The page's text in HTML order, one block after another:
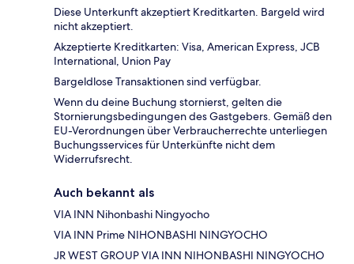
Diese Unterkunft akzeptiert Kreditkarten. Bargeld wird
nicht akzeptiert.
Akzeptierte Kreditkarten: Visa, American Express, JCB
International, Union Pay
Bargeldlose Transaktionen sind verfügbar.
Wenn du deine Buchung stornierst, gelten die
Stornierungsbedingungen des Gastgebers. Gemäß den
EU-Verordnungen über Verbraucherrechte unterliegen
Buchungsservices für Unterkünfte nicht dem
Widerrufsrecht.
Auch bekannt als
VIA INN Nihonbashi Ningyocho
VIA INN Prime NIHONBASHI NINGYOCHO
JR WEST GROUP VIA INN NIHONBASHI NINGYOCHO